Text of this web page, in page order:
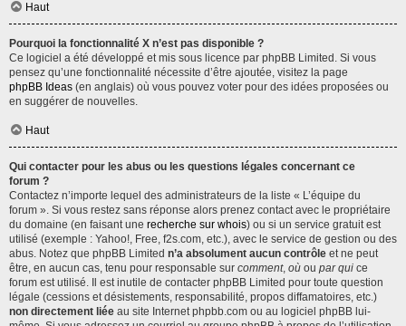
Haut
Pourquoi la fonctionnalité X n’est pas disponible ?
Ce logiciel a été développé et mis sous licence par phpBB Limited. Si vous
pensez qu’une fonctionnalité nécessite d’être ajoutée, visitez la page
phpBB Ideas (en anglais) où vous pouvez voter pour des idées proposées ou
en suggérer de nouvelles.
Haut
Qui contacter pour les abus ou les questions légales concernant ce
forum ?
Contactez n’importe lequel des administrateurs de la liste « L’équipe du
forum ». Si vous restez sans réponse alors prenez contact avec le propriétaire
du domaine (en faisant une recherche sur whois) ou si un service gratuit est
utilisé (exemple : Yahoo!, Free, f2s.com, etc.), avec le service de gestion ou des
abus. Notez que phpBB Limited n’a absolument aucun contrôle et ne peut
être, en aucun cas, tenu pour responsable sur comment, où ou par qui ce
forum est utilisé. Il est inutile de contacter phpBB Limited pour toute question
légale (cessions et désistements, responsabilité, propos diffamatoires, etc.)
non directement liée au site Internet phpbb.com ou au logiciel phpBB lui-